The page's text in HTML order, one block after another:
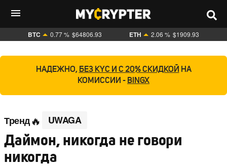
BTC 0.77 % $64806.93 ETH 2.06 % $1909.93
НАДЕЖНО, БЕЗ KYC И С 20% СКИДКОЙ НА
КОМИССИИ - BINGX
Тренд UWAGA
Даймон, никогда не говори
никогда